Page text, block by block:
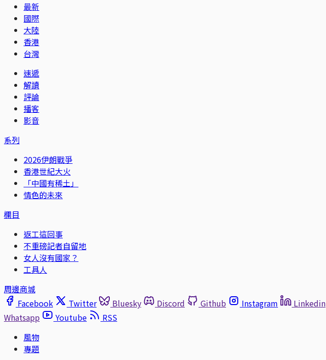
最新
國際
大陸
香港
台灣
速遞
解讀
評論
播客
影音
系列
2026伊朗戰爭
香港世紀大火
「中國有稀土」
情色的未來
欄目
返工這回事
不重磅記者自留地
女人沒有國家？
工具人
周邊商城
Facebook
Twitter Bluesky Discord Github Instagram Linkedin
Whatsapp
Youtube
RSS
風物
專題